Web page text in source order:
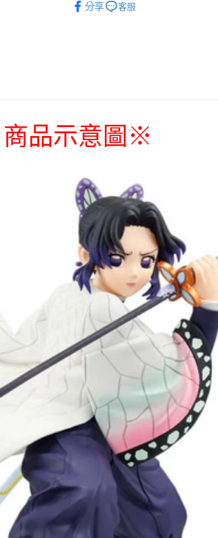
(不開放使用，請勿選取）
宅配-木棉花樂園專用
宅配-離島(澎湖/金門/馬祖)-木棉花
每筆NT$220
黑貓宅配-貨到付款
每筆NT$150
刃
■🇯🇵日貨專區✈
分享 客服
品示意圖 ※